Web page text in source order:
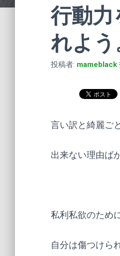
行動
れよう
投稿者: mameblack
言い訳と綺麗ご
出来ない理由ば
私利私欲のため
自分は傷つけら